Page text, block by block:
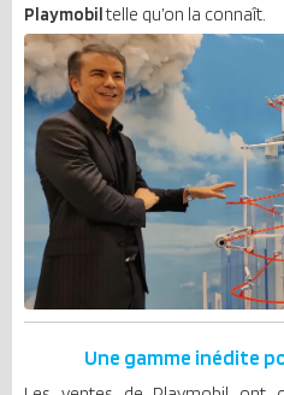
Playmobiltelle qu’on la connaît.
Une gamme inédite